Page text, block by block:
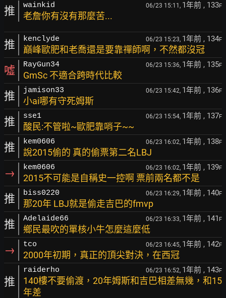
推 wainkid 06/23 15:11, 1年前 , 133F
老詹你有沒有那麼苦...
推 kenclyde 06/23 15:23, 1年前 , 134F
巔峰歐肥和老喬還是要靠禪師啊，不然都沒冠
噓 RayGun34 06/23 15:36, 1年前 , 135F
GmSc 不適合跨時代比較
推 jamison33 06/23 15:42, 1年前 , 136F
小ai哪有守死姆斯
推 sse1 06/23 15:54, 1年前 , 137F
酸民:不管啦~歐肥靠哨子~~
推 kem0606 06/23 16:02, 1年前 , 138F
說2015偷的 真的偷票第二名LBJ
→ kem0606 06/23 16:02, 1年前 , 139F
2015不可能是自稱史一控啊 票前兩名都不是
推 biss0220 06/23 16:29, 1年前 , 140F
那20年 LBJ就是偷走吉巴的fmvp
推 Adelaide66 06/23 16:33, 1年前 , 141 F
鄉民最吹的單核小牛怎麼這麼低
→ tco 06/23 16:45, 1年前 , 142F
2000年初期，真正的頂尖對決，在西冠
推
raiderho 06/23 16:52, 1年前 , 143F
140樓不要偷渡，20年姆斯和吉巴相差無幾，和15
年差